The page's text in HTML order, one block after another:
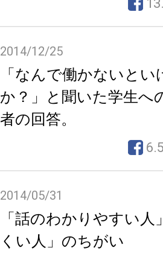
2014/12/25
「なんで働かないと
か？」と聞いた学生へ
者の回答。
2014/05/31
「話のわかりやすい
くい人」のちがい